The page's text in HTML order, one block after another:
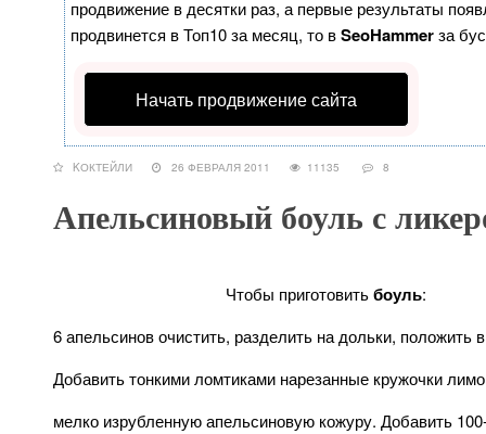
продвижение в десятки раз, а первые результаты
продвинется в Топ10 за месяц, то вSeoHammerза
Начать продвижение сайта
KОКТЕЙЛИ 26 ФЕВРАЛЯ 2011 11135 8
Апельсиновый боуль с
Чтобы приготовитьбоуль:
6 апельсинов очистить, разделить на дольки, положить
Добавить тонкими ломтиками нарезанные кружочки
мелко изрубленную апельсиновую кожуру. Добавить